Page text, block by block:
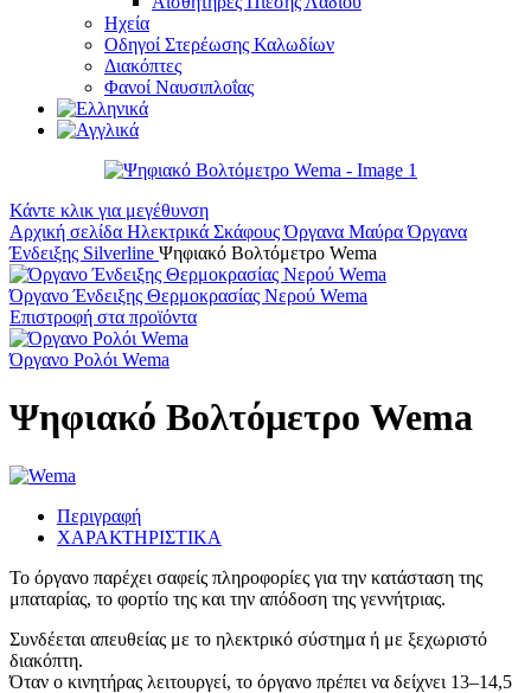
Ηχεία
Οδηγοί Στερέωσης Καλωδίων
Διακόπτες
Φανοί Ναυσιπλοΐας
Κάντε κλικ για μεγέθυνση
Αρχική σελίδα Ηλεκτρικά ΣκάφουςΌργανα Μαύρα Όργανα
Ένδειξης Silverline Ψηφιακό Βολτόμετρο Wema
Όργανο Ένδειξης Θερμοκρασίας Νερού Wema
Επιστροφή στα προϊόντα
Όργανο Ρολόι Wema
Ψηφιακό Βολτόμετρο Wema
Περιγραφή
ΧΑΡΑΚΤΗΡΙΣΤΙΚΑ
Το όργανο παρέχει σαφείς πληροφορίες για την κατάσταση της
μπαταρίας, το φορτίο της και την απόδοση της γεννήτριας.
Συνδέεται απευθείας με το ηλεκτρικό σύστημα ή με ξεχωριστό
διακόπτη.
Όταν ο κινητήρας λειτουργεί, το όργανο πρέπει να δείχνει 13–14,5